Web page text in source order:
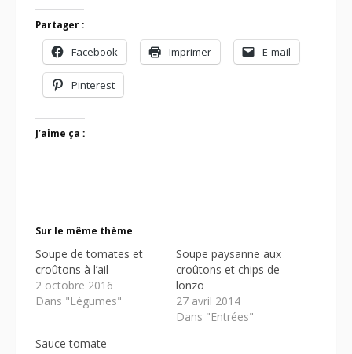
Partager :
Facebook Imprimer E-mail
Pinterest
J’aime ça :
Sur le même thème
Soupe de tomates et
croûtons à l’ail
2 octobre 2016
Dans "Légumes"
Soupe paysanne aux
croûtons et chips de
lonzo
27 avril 2014
Dans "Entrées"
Sauce tomate